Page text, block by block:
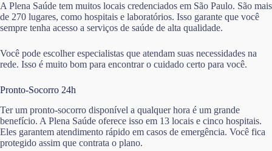
A Plena Saúde tem muitos locais credenciados em São Paulo. São mais
de 270 lugares, como hospitais e laboratórios. Isso garante que você
sempre tenha acesso a serviços de saúde de alta qualidade.
Você pode escolher especialistas que atendam suas necessidades na
rede. Isso é muito bom para encontrar o cuidado certo para você.
Pronto-Socorro 24h
Ter um pronto-socorro disponível a qualquer hora é um grande
benefício. A Plena Saúde oferece isso em 13 locais e cinco hospitais.
Eles garantem atendimento rápido em casos de emergência. Você fica
protegido assim que contrata o plano.